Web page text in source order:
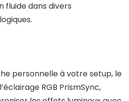
fluide dans divers
personnelle à votre setup, le
RGB PrismSync,